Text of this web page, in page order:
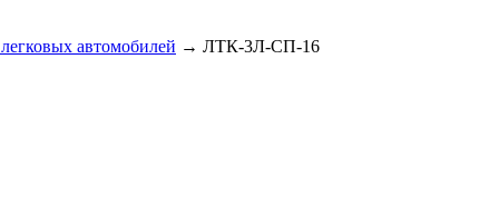
автомобилей → ЛТК-3Л-СП-16